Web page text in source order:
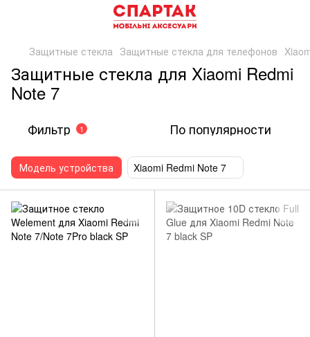
Защитные стекла Защитные стекла для телефонов
Защитные стекла для Xiaomi Redmi
Note 7
Фильтр 1 По популярности
Модель устройства Xiaomi Redmi Note 7